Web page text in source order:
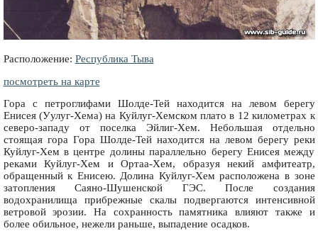
Расположение: Республика Тыва
посмотреть на карте
Гора с петроглифами Шолде-Тей находится на левом берегу
Енисея (Уулуг-Хема) на Куйлуг-Хемском плато в 12 километрах к
северо-западу от поселка Эйлиг-Хем. Небольшая отдельно
стоящая гора Гора Шолде-Тей находится на левом берегу реки
Куйлуг-Хем в центре долины параллельно берегу Енисея между
реками Куйлуг-Хем и Ортаа-Хем, образуя некий амфитеатр,
обращенный к Енисею. Долина Куйлуг-Хем расположена в зоне
затопления Саяно-Шушенской ГЭС. После создания
водохранилища прибрежные скалы подвергаются интенсивной
ветровой эрозии. На сохранность памятника влияют также и
более обильное, нежели раньше, выпадение осадков.